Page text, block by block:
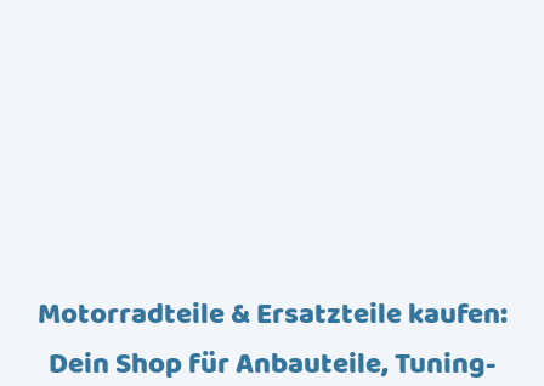
Motorradteile & Ersatzteile kaufen:
Dein Shop für Anbauteile, Tuning-